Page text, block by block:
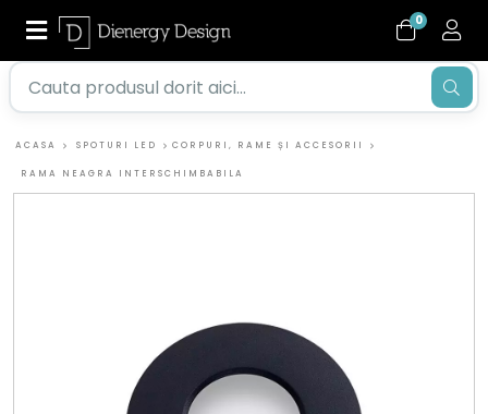
0
ACASA SPOTURI LED CORPURI, RAME ȘI ACCESORII
RAMA NEAGRA INTERSCHIMBABILA